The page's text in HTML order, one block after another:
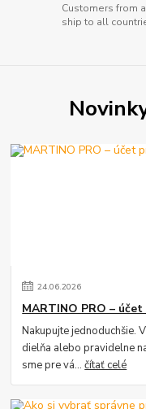
Customers from
ship to all
24.06.2026
MARTINO PRO –
Nakupujte jednoduchšie.
dielňa alebo pravidelne
sme pre vá...čítať celé